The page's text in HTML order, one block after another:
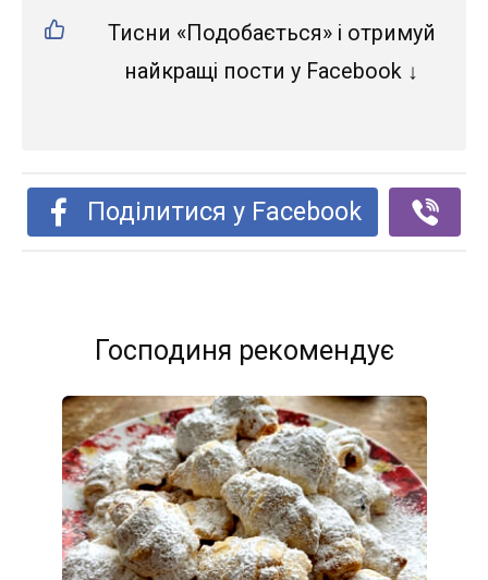
Тисни «Подобається» і отримуй
найкращі пости у Facebook ↓
Поділитися у Facebook
Господиня рекомендує